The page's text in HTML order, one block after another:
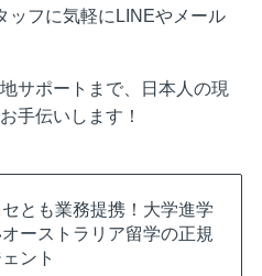
ッフに気軽にLINEやメール
サポートまで、日本人の現
手伝いします！
とも業務提携！大学進学
ーストラリア留学の正規
ント